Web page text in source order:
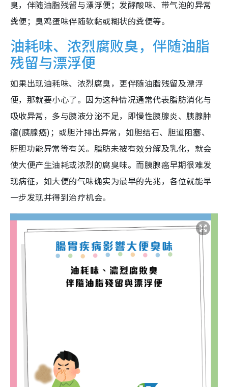
臭，伴随油脂残留与漂浮便；发酵酸味、带气泡的异常
粪便；臭鸡蛋味伴随软黏或糊状的粪便等。
油耗味、浓烈腐败臭，伴随油脂
残留与漂浮便
如果出现油耗味、浓烈腐臭，更伴随油脂残留及漂浮
便，那就要小心了。因为这种情况通常代表脂肪消化与
吸收异常，多与胰液分泌不足，即慢性胰腺炎、胰腺肿
瘤(胰腺癌)；或胆汁排出异常，如胆结石、胆道阻塞、
肝胆功能异常等有关。脂肪未被有效分解及乳化，就会
使大便产生油耗或浓烈的腐臭味。而胰腺癌早期很难发
现病征，如大便的气味确实为最早的先兆，各位就能早
一步发现并得到治疗机会。